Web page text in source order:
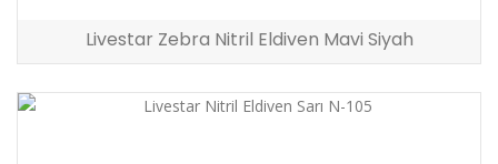
Livestar Zebra Nitril Eldiven Mavi Siyah